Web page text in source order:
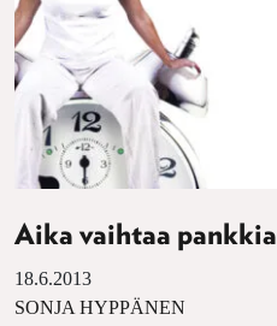
Aika vaihtaa pankkia
18.6.2013
SONJA HYPPÄNEN